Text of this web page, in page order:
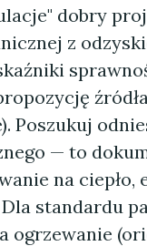
dobry
z
Poszukuj
— to
na ciepło,
standardu
ogrzewanie